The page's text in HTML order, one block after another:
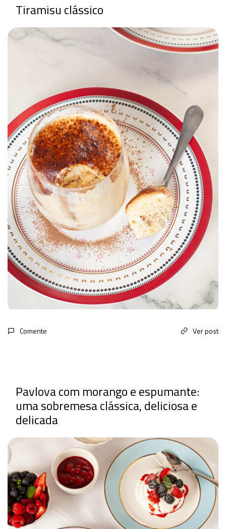
Tiramisu clássico
Comente Ver post
Pavlova com morango e espumante:
uma sobremesa clássica, deliciosa e
delicada